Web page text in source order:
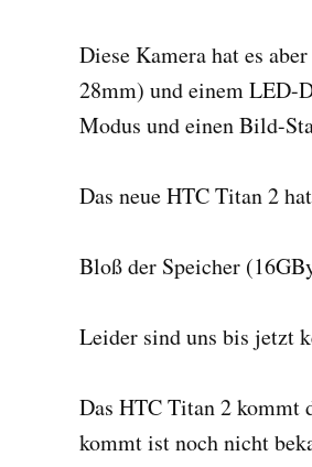
Diese Kamera hat es
28mm) und einem LED-
Modus und einen Bild-
Das neue HTC Titan 2
Bloß der Speicher
Leider sind uns bis jetzt
Das HTC Titan 2 kommt
kommt ist noch nicht